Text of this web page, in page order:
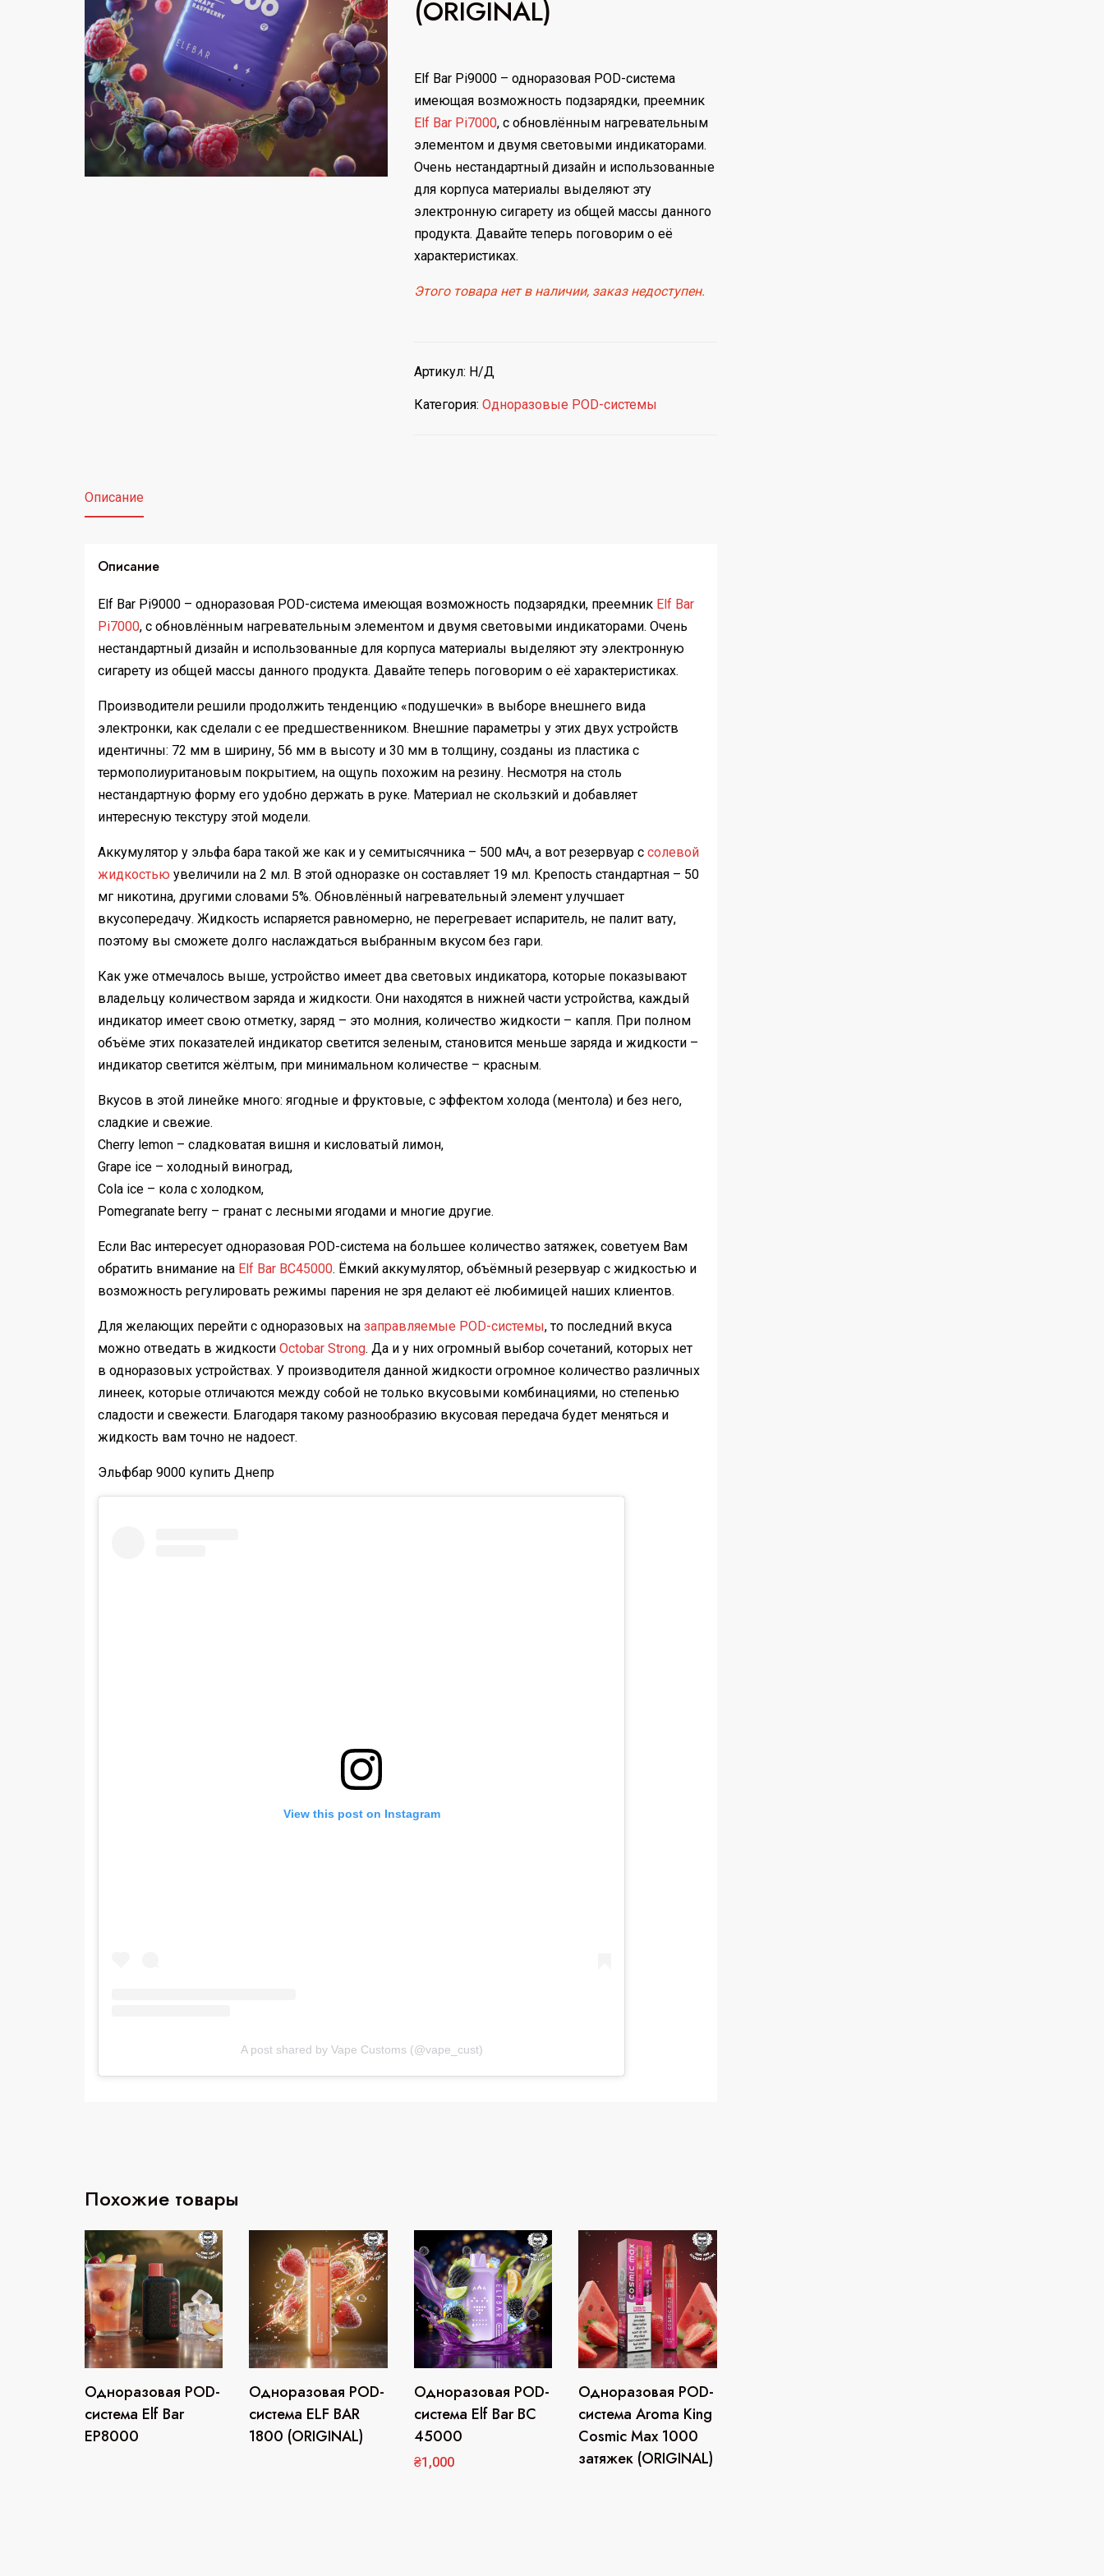
(ORIGINAL)
Elf Bar Pi9000 – одноразовая POD-система
имеющая возможность подзарядки, преемник
Elf Bar Pi7000, с обновлённым нагревательным
элементом и двумя световыми индикаторами.
Очень нестандартный дизайн и использованные
для корпуса материалы выделяют эту
электронную сигарету из общей массы данного
продукта. Давайте теперь поговорим о её
характеристиках.
Этого товара нет в наличии, заказ недоступен.
Артикул: Н/Д
Категория: Одноразовые POD-системы
Описание
Описание
Elf Bar Pi9000 – одноразовая POD-система имеющая возможность подзарядки, преемник Elf Bar
Pi7000, с обновлённым нагревательным элементом и двумя световыми индикаторами. Очень
нестандартный дизайн и использованные для корпуса материалы выделяют эту электронную
сигарету из общей массы данного продукта. Давайте теперь поговорим о её характеристиках.
Производители решили продолжить тенденцию «подушечки» в выборе внешнего вида
электронки, как сделали с ее предшественником. Внешние параметры у этих двух устройств
идентичны: 72 мм в ширину, 56 мм в высоту и 30 мм в толщину, созданы из пластика с
термополиуритановым покрытием, на ощупь похожим на резину. Несмотря на столь
нестандартную форму его удобно держать в руке. Материал не скользкий и добавляет
интересную текстуру этой модели.
Аккумулятор у эльфа бара такой же как и у семитысячника – 500 мАч, а вот резервуар с солевой
жидкостью увеличили на 2 мл. В этой одноразке он составляет 19 мл. Крепость стандартная – 50
мг никотина, другими словами 5%. Обновлённый нагревательный элемент улучшает
вкусопередачу. Жидкость испаряется равномерно, не перегревает испаритель, не палит вату,
поэтому вы сможете долго наслаждаться выбранным вкусом без гари.
Как уже отмечалось выше, устройство имеет два световых индикатора, которые показывают
владельцу количеством заряда и жидкости. Они находятся в нижней части устройства, каждый
индикатор имеет свою отметку, заряд – это молния, количество жидкости – капля. При полном
объёме этих показателей индикатор светится зеленым, становится меньше заряда и жидкости –
индикатор светится жёлтым, при минимальном количестве – красным.
Вкусов в этой линейке много: ягодные и фруктовые, с эффектом холода (ментола) и без него,
сладкие и свежие.
Cherry lemon – сладковатая вишня и кисловатый лимон,
Grape ice – холодный виноград,
Cola ice – кола с холодком,
Pomegranate berry – гранат с лесными ягодами и многие другие.
Если Вас интересует одноразовая POD-система на большее количество затяжек, советуем Вам
обратить внимание на Elf Bar BC45000. Ёмкий аккумулятор, объёмный резервуар с жидкостью и
возможность регулировать режимы парения не зря делают её любимицей наших клиентов.
Для желающих перейти с одноразовых на заправляемые POD-системы, то последний вкуса
можно отведать в жидкости Octobar Strong. Да и у них огромный выбор сочетаний, которых нет
в одноразовых устройствах. У производителя данной жидкости огромное количество различных
линеек, которые отличаются между собой не только вкусовыми комбинациями, но степенью
сладости и свежести. Благодаря такому разнообразию вкусовая передача будет меняться и
жидкость вам точно не надоест.
Эльфбар 9000 купить Днепр
View this post on Instagram
A post shared by Vape Customs (@vape_cust)
Похожие товары
Одноразовая POD-
система Elf Bar
EP8000
Одноразовая POD-
система ELF BAR
1800 (ORIGINAL)
Одноразовая POD-
система Elf Bar ВС
45000
₴1,000
Этот
товар
имеет
вариаций.
Одноразовая POD-
система Aroma King
Cosmic Max 1000
затяжек (ORIGINAL)